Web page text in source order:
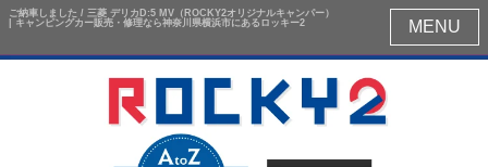
ご納車しました / 三菱 デリカD:5 MV（ROCKY2オリジナルキャンパー）
| キャンピングカー販売・修理なら神奈川県横浜市にあるロッキー2
MENU